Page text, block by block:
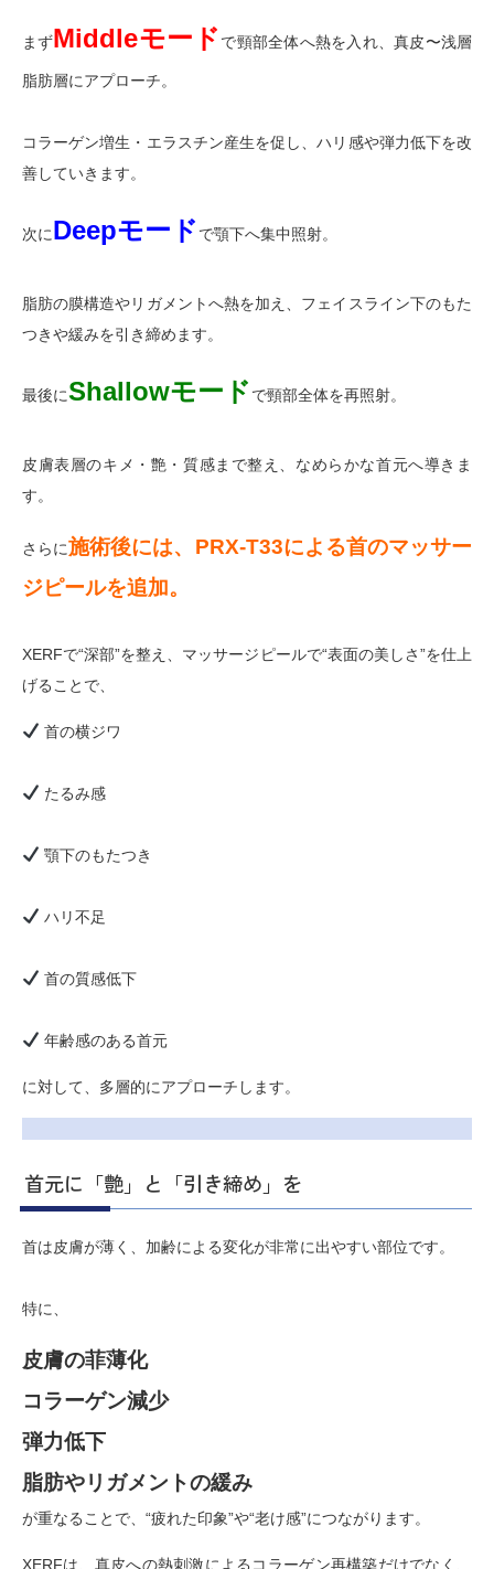
まずMiddleモード で頸部全体へ熱を入れ、真皮〜浅層
脂肪層にアプローチ。
コラーゲン増生・エラスチン産生を促し、ハリ感や弾力低下を改
善していきます。
次にDeepモード で顎下へ集中照射。
脂肪の膜構造やリガメントへ熱を加え、フェイスライン下のもた
つきや緩みを引き締めます。
最後にShallowモード で頸部全体を再照射。
皮膚表層のキメ・艶・質感まで整え、なめらかな首元へ導きま
す。
さらに施術後には、PRX-T33による首のマッサー
ジピールを追加。
XERFで“深部”を整え、マッサージピールで“表面の美しさ”を仕上
げることで、
首の横ジワ
たるみ感
顎下のもたつき
ハリ不足
首の質感低下
年齢感のある首元
に対して、多層的にアプローチします。
首元に「艶」と「引き締め」を
首は皮膚が薄く、加齢による変化が非常に出やすい部位です。
特に、
皮膚の菲薄化
コラーゲン減少
弾力低下
脂肪やリガメントの緩み
が重なることで、“疲れた印象”や“老け感”につながります。
XERFは、真皮への熱刺激によるコラーゲン再構築だけでなく、